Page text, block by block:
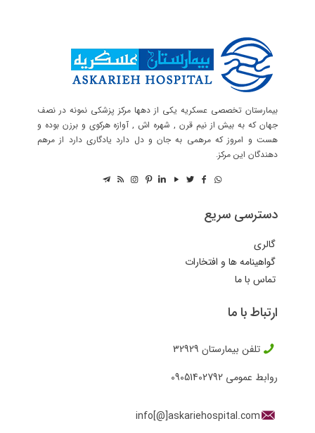
بیمارستان تخصصی عسکریه یکی از دهها مرکز پزشکی نمونه در نصف
جهان که به بیش از نیم قرن , شهره اش , آوازه هرکوی و برزن بوده و
هست و امروز که مرهمی به جان و دل دارد یادگاری دارد از مرهم
دهندگان این مرکز.
دسترسی سریع
گالری
گواهینامه ها و افتخارات
تماس با ما
ارتباط با ما
تلفن بیمارستان 32929
روابط عمومی 09051402792
info[@]askariehospital.com